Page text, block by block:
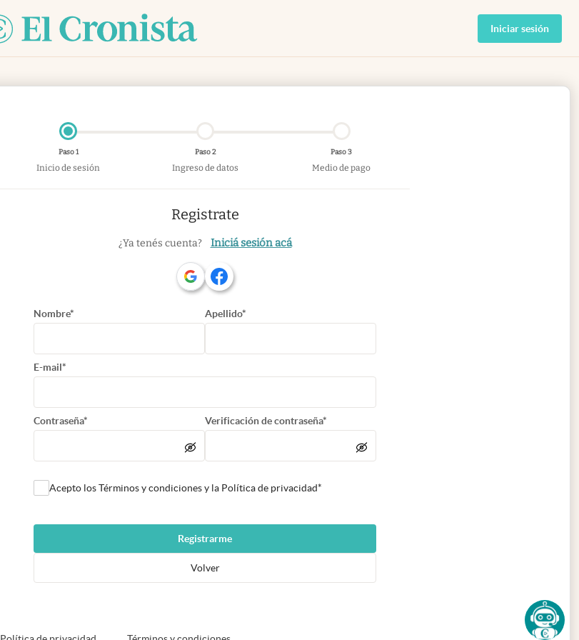
Iniciar sesión
Paso 1
Inicio de sesión
Paso 2
Ingreso de datos
Paso 3
Medio de pago
Registrate
¿Ya tenés cuenta? Iniciá sesión acá
Nombre* Apellido*
E-mail*
Contraseña* Verificación de contraseña*
Acepto los Términos y condiciones y la Política de privacidad*
Registrarme
Volver